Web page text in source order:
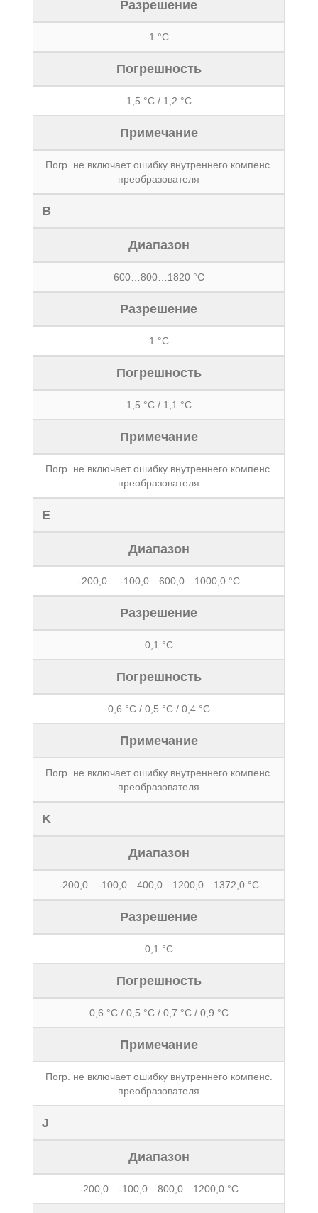
Разрешение
1 °С
Погрешность
1,5 °С / 1,2 °С
Примечание
Погр. не включает ошибку внутреннего компенс.
преобразователя
B
Диапазон
600…800…1820 °С
Разрешение
1 °С
Погрешность
1,5 °С / 1,1 °С
Примечание
Погр. не включает ошибку внутреннего компенс.
преобразователя
E
Диапазон
-200,0… -100,0…600,0…1000,0 °С
Разрешение
0,1 °С
Погрешность
0,6 °С / 0,5 °С / 0,4 °С
Примечание
Погр. не включает ошибку внутреннего компенс.
преобразователя
K
Диапазон
-200,0…-100,0…400,0…1200,0…1372,0 °С
Разрешение
0,1 °С
Погрешность
0,6 °С / 0,5 °С / 0,7 °С / 0,9 °С
Примечание
Погр. не включает ошибку внутреннего компенс.
преобразователя
J
Диапазон
-200,0…-100,0…800,0…1200,0 °С